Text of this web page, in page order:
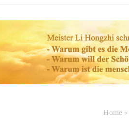
Home >